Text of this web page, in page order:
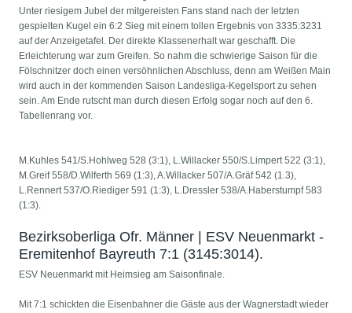
Unter riesigem Jubel der mitgereisten Fans stand nach der letzten
gespielten Kugel ein 6:2 Sieg mit einem tollen Ergebnis von 3335:3231
auf der Anzeigetafel. Der direkte Klassenerhalt war geschafft. Die
Erleichterung war zum Greifen. So nahm die schwierige Saison für die
Fölschnitzer doch einen versöhnlichen Abschluss, denn am Weißen Main
wird auch in der kommenden Saison Landesliga-Kegelsport zu sehen
sein. Am Ende rutscht man durch diesen Erfolg sogar noch auf den 6.
Tabellenrang vor.
M.Kuhles 541/S.Hohlweg 528 (3:1), L.Willacker 550/S.Limpert 522 (3:1),
M.Greif 558/D.Wilferth 569 (1:3), A.Willacker 507/A.Gräf 542 (1.3),
L.Rennert 537/O.Riediger 591 (1:3), L.Dressler 538/A.Haberstumpf 583
(1:3).
Bezirksoberliga Ofr. Männer | ESV Neuenmarkt -
Eremitenhof Bayreuth 7:1 (3145:3014).
ESV Neuenmarkt mit Heimsieg am Saisonfinale.
Mit 7:1 schickten die Eisenbahner die Gäste aus der Wagnerstadt wieder